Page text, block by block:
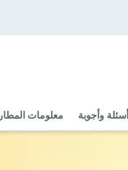
أسئلة وأجوبة معلومات المطار